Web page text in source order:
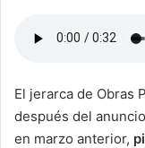
El jerarca de Obras
después del
en marzo anterior,